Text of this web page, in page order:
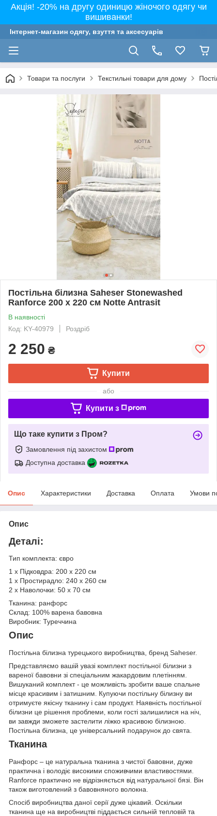
Акція! -20% на другу одиницю жіночого одягу чи
вишиванки!
Інтернет-магазин одягу, взуття та аксесуарів
Товари та послуги Текстильні товари для дому
Постільна білизна Saheser Stonewashed
Ranforce 200 х 220 см Notte Antrasit
В наявності
Код: KY-40979
Роздріб
2 250 ₴
Купити
або
Купити з
Що таке купити з Пром?
Замовлення під захистом
Доступна доставка
Опис Характеристики Доставка Оплата Умови
Опис
Деталі:
Тип комплекта: євро
1 х Підковдра: 200 х 220 см
1 х Простирадло: 240 х 260 см
2 х Наволочки: 50 х 70 см
Тканина: ранфорс
Склад: 100% варена бавовна
Виробник: Туреччина
Опис
Постільна білизна турецького виробництва, бренд Saheser.
Представляємо вашій увазі комплект постільної білизни з
вареної бавовни зі спеціальним жакардовим плетінням.
Вишуканий комплект - це можливість зробити ваше спальне
місце красивим і затишним. Купуючи постільну білизну ви
отримуєте якісну тканину і сам продукт. Наявність постільної
білизни це рішення проблеми, коли гості залишилися на ніч,
ви завжди зможете застелити ліжко красивою білизною.
Постільна білизна, це універсальний подарунок до свята.
Тканина
Ранфорс – це натуральна тканина з чистої бавовни, дуже
практична і володіє високими споживчими властивостями.
Ranforce практично не відрізняється від натуральної бязі. Він
також виготовлений з бавовняного волокна.
Спосіб виробництва даної серії дуже цікавий. Оскільки
тканина ще на виробництві піддається сильній тепловій та